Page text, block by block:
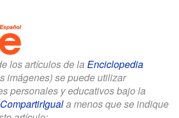
los artículos de la Enciclopedia
imágenes) se puede utilizar
personales y educativos bajo la
a menos que se indique